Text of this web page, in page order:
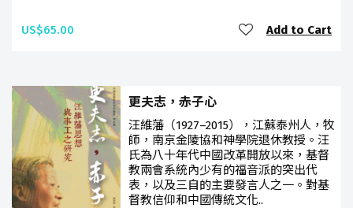
US$65.00 Add to Cart
更夫志，赤子心
汪維藩（1927–2015），江蘇泰州人，牧
師，南京金陵協和神學院退休教授。汪
氏為八十年代中國改革開放以來，基督
教兩會系統內少有的福音派的突出代
表，以及三自的主要發言人之一。對基
督教信仰和中國傳統文化..